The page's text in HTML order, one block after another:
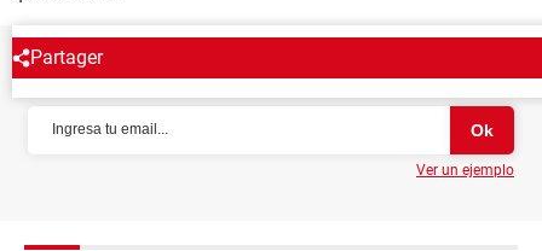
Partager
NEWSLETTER
Ver un ejemplo